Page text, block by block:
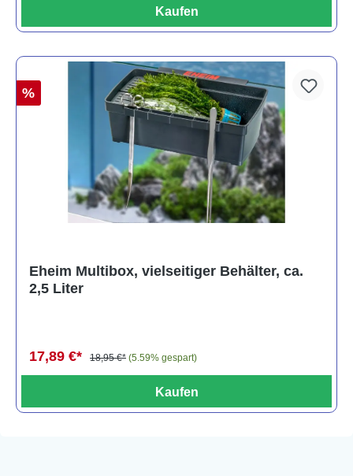
Kaufen
%
Eheim Multibox, vielseitiger Behälter, ca.
2,5 Liter
17,89 €* 18,95 €* (5.59% gespart)
Kaufen